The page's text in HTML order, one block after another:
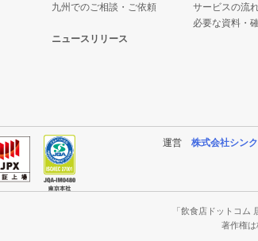
小平市の飲食店の居抜き売却物件の案件一覧
狛江市の飲食店の居抜き売却物件の案件一覧
西東京市の飲食店の居抜き売却物件の案件一覧
日野市の飲食店の居抜き売却物件の案件一覧
東京都下のバーの居抜き売却物件の案件一覧
東京都下の和食の居抜き売却物件の案件一覧
東京都下の洋食の居抜き売却物件の案件一覧
東京都下のその他の居抜き売却物件の案件一覧
九州でのご相談・ご依頼
ニュースリリース
サービスの流
必要な資料・
運営 株式会社シン
「飲食店ドットコム
著作権は